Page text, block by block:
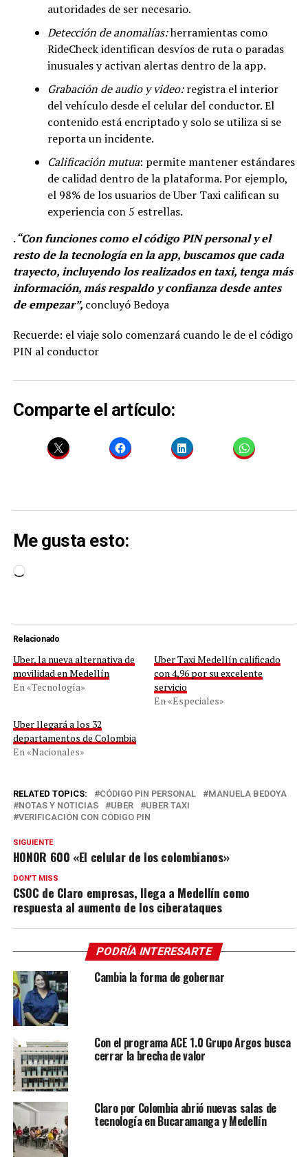
autoridades de ser necesario.
Detección de anomalías:herramientas como
RideCheck identifican desvíos de ruta o paradas
inusuales y activan alertas dentro de la app.
Grabación de audio y video:registra el interior
del vehículo desde el celular del conductor. El
contenido está encriptado y solo se utiliza si se
reporta un incidente.
Calificación mutua: permite mantener estándares
de calidad dentro de la plataforma. Por ejemplo,
el 98% de los usuarios de Uber Taxi califican su
experiencia con 5 estrellas.
.“Con funciones como el código PIN personal y el
resto de la tecnología en la app, buscamos que cada
trayecto, incluyendo los realizados en taxi, tenga más
información, más respaldo y confianza desde antes
de empezar”, concluyó Bedoya
Recuerde: el viaje solo comenzará cuando le de el código
PIN al conductor
Comparte el artículo:
Me gusta esto:
Cargando...
Relacionado
Uber, la nueva alternativa de
movilidad en Medellín
En «Tecnología»
Uber Taxi Medellín calificado
con 4,96 por su excelente
servicio
En «Especiales»
Uber llegará a los 32
departamentos de Colombia
En «Nacionales»
RELATED TOPICS: CÓDIGO PIN PERSONAL
MANUELA BEDOYA
NOTAS Y NOTICIAS
UBER
UBER TAXI
VERIFICACIÓN CON CÓDIGO PIN
SIGUIENTE
HONOR 600 «El celular de los colombianos»
DON'T MISS
CSOC de Claro empresas, llega a Medellín como
respuesta al aumento de los ciberataques
PODRÍA INTERESARTE
Cambia la forma de gobernar
Con el programa ACE 1.0 Grupo Argos busca
cerrar la brecha de valor
Claro por Colombia abrió nuevas salas de
tecnología en Bucaramanga y Medellín